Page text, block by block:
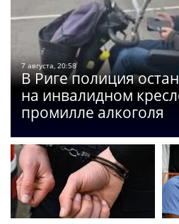
7 августа, 20:58
В Риге полиция
на инвалидном
промилле алкоголя